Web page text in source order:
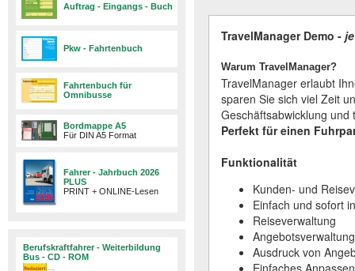
Auftrag - Eingangs - Buch
Pkw - Fahrtenbuch
Fahrtenbuch für
Omnibusse
Bordmappe A5
Für DIN A5 Format
Fahrer - Jahrbuch 2026
PLUS
PRINT + ONLINE-Lesen
Berufskraftfahrer - Weiterbildung
Bus - CD - ROM
TravelManager Demo -
Warum TravelManager?
TravelManager erlaubt
sparen Sie sich viel Zeit
Geschäftsabwicklung
Perfekt für einen
Funktionalität
Kunden- und
Einfach und sofort
Reiseverwaltung
Ausdruck von
Einfaches